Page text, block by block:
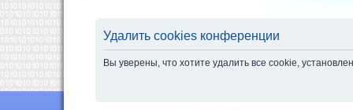
Удалить cookies конференции
Вы уверены, что хотите удалить все cookie,